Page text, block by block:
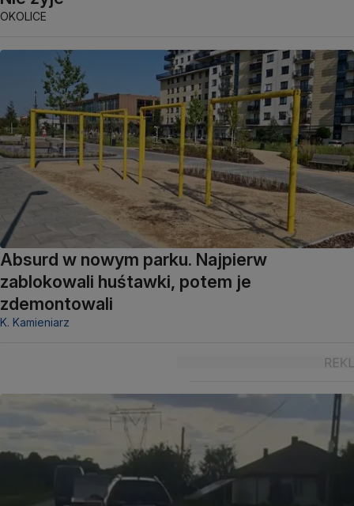
OKOLICE
Absurd w nowym parku. Najpierw
zablokowali huśtawki, potem je
zdemontowali
K. Kamieniarz